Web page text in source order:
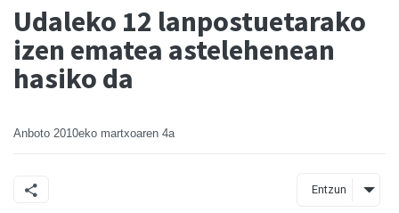
Udaleko 12 lanpostuetarako
izen ematea astelehenean
hasiko da
Anboto 2010eko martxoaren 4a
Entzun